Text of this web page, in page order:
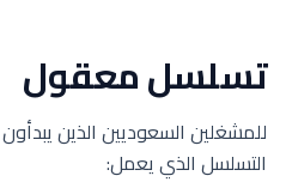
تسلسل معقول
للمشغلين السعوديين الذين
التسلسل الذي يعمل: